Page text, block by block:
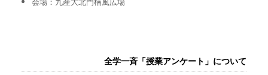
全学一斉「授業アンケート」について